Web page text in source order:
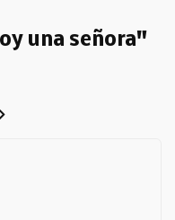
una señora"